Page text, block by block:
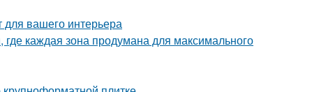
вашего интерьера
каждая зона продумана для максимального